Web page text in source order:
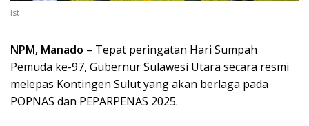
Ist
NPM, Manado – Tepat peringatan Hari Sumpah
Pemuda ke-97, Gubernur Sulawesi Utara secara resmi
melepas Kontingen Sulut yang akan berlaga pada
POPNAS dan PEPARPENAS 2025.